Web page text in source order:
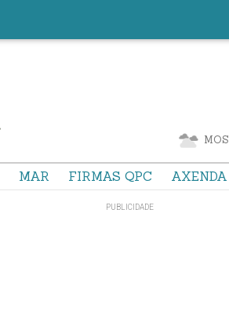
MOS
MAR FIRMAS QPC AXENDA